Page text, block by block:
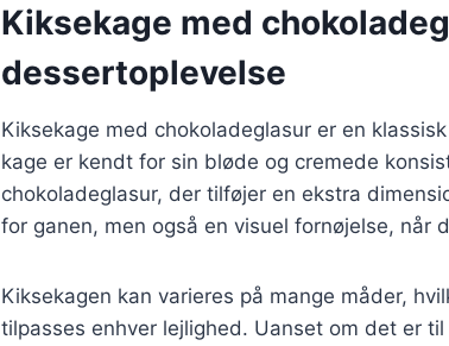
Kiksekage med
dessertoplevelse
Kiksekage med chokoladeglasur er en
kage er kendt for sin bløde og cremede
chokoladeglasur, der tilføjer en ekstra
for ganen, men også en visuel fornøjelse, når
Kiksekagen kan varieres på mange måder,
tilpasses enhver lejlighed. Uanset om det er